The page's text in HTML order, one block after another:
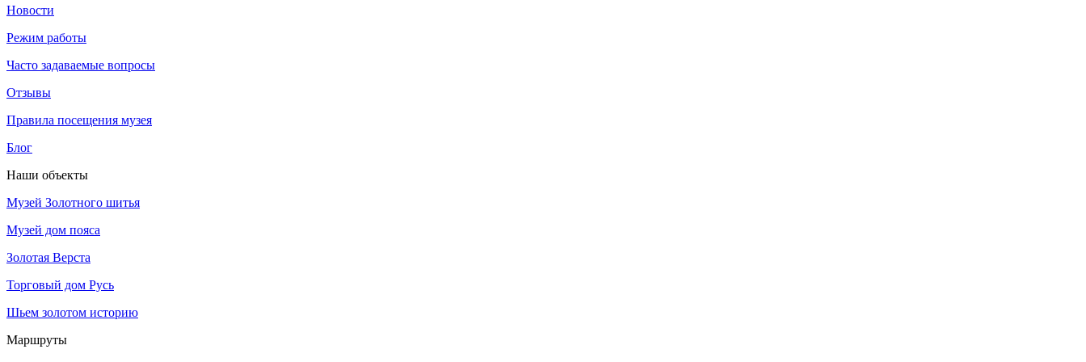
Новости
Режим работы
Часто задаваемые вопросы
Отзывы
Правила посещения музея
Блог
Наши объекты
Музей Золотного шитья
Музей дом пояса
Золотая Верста
Торговый дом Русь
Шьем золотом историю
Маршруты